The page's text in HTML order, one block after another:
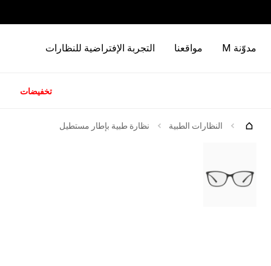
مدوّنة M مواقعنا التجربة الإفتراضية للنظارات
تخفيضات
النظارات الطبية نظارة طبية بإطار مستطيل